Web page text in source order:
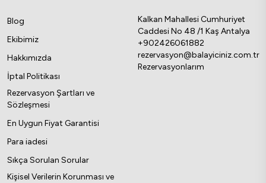
Blog
Ekibimiz
Hakkımızda
İptal Politikası
Rezervasyon Şartları ve
Sözleşmesi
En Uygun Fiyat Garantisi
Para iadesi
Sıkça Sorulan Sorular
Kişisel Verilerin Korunması ve
Kalkan Mahallesi Cumhuriyet
Caddesi No 48 /1 Kaş Antalya
+902426061882
rezervasyon@balayiciniz.com.tr
Rezervasyonlarım